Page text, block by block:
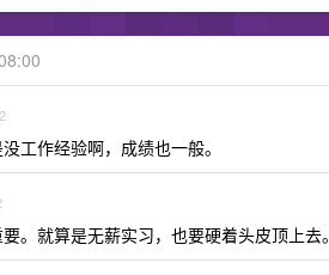
工作经验啊，成绩也一般。
。就算是无薪实习，也要硬着头皮顶上去。